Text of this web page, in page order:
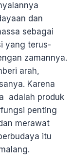
dan
sebagai
yang terus-
zamannya.
arah,
Karena
adalah produk
penting
merawat
itu